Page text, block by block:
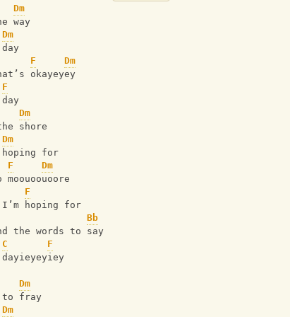
Dm
way
Dm
F
Dm
okayeyey
F
Dm
shore
Dm
for
F
Dm
F
hoping for
Bb
the words to say
C
F
Dm
to fray
Dm